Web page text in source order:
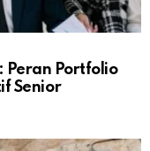
Peran Portfolio
Senior